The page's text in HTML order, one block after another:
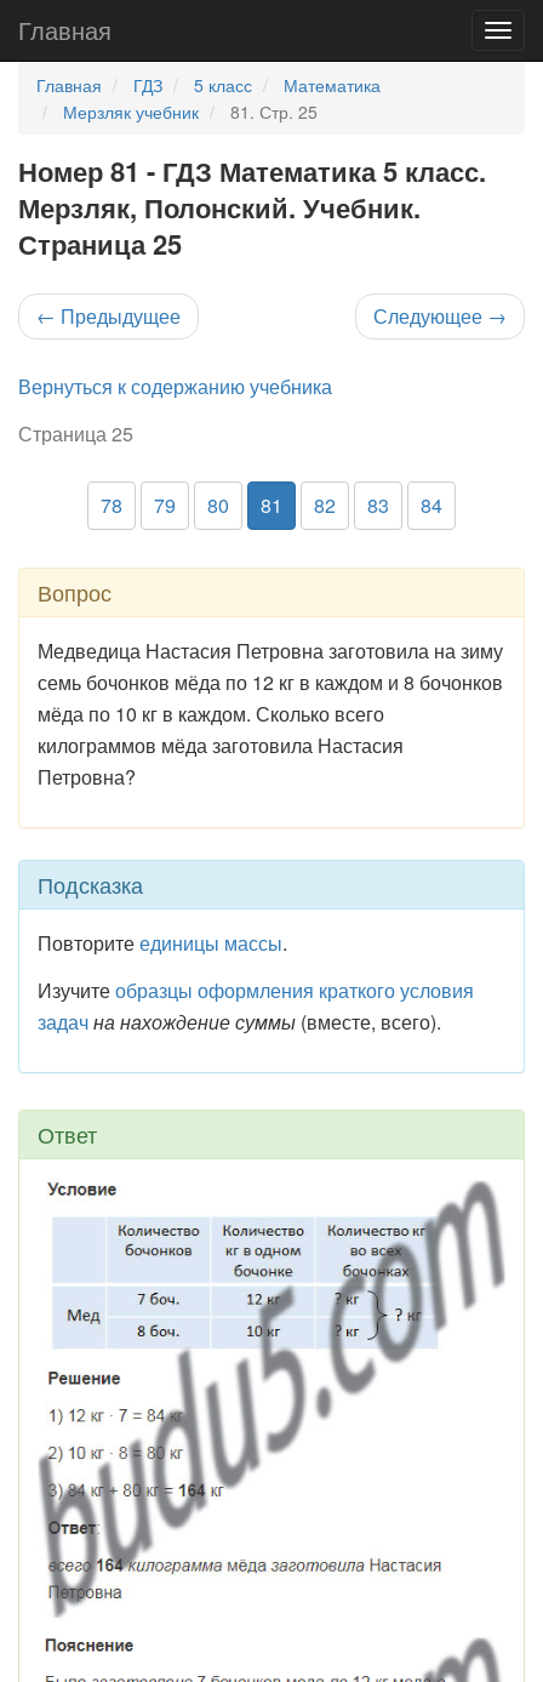
Главная
Главная ГДЗ 5 класс
Математика
Мерзляк учебник
81. Стр. 25
Номер 81 - ГДЗ Математика 5 класс.
Мерзляк, Полонский. Учебник.
Страница 25
← Предыдущее Следующее →
Вернуться к содержанию учебника
Страница 25
78 79 80 81 82 83 84
Вопрос
Медведица Настасия Петровна заготовила на зиму
семь бочонков мёда по 12 кг в каждом и 8 бочонков
мёда по 10 кг в каждом. Сколько всего
килограммов мёда заготовила Настасия
Петровна?
Подсказка
Повторитеединицы массы.
Изучитеобразцы оформления краткого условия
задачна нахождение суммы (вместе, всего).
Ответ